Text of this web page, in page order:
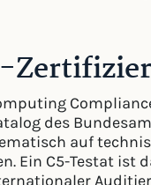
des
auf
Ein C5-Testat ist